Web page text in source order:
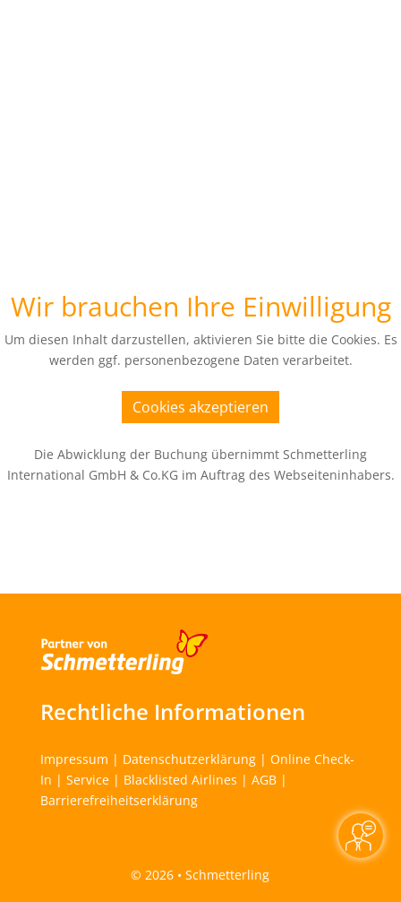
Wir brauchen Ihre Einwilligung
Um diesen Inhalt darzustellen, aktivieren Sie bitte die Cookies. Es
werden ggf. personenbezogene Daten verarbeitet.
Cookies akzeptieren
Die Abwicklung der Buchung übernimmt Schmetterling
International GmbH & Co.KG im Auftrag des Webseiteninhabers.
Rechtliche Informationen
Impressum | Datenschutzerklärung| Online Check-
In | Service| Blacklisted Airlines | AGB|
Barrierefreiheitserklärung
© 2026 • Schmetterling